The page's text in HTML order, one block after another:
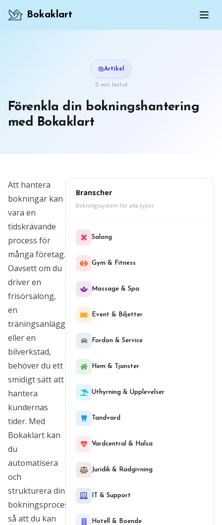
Bokaklart
Artikel
2 min lästid
Förenkla din bokningshantering
med Bokaklart
Att hantera
bokningar kan
vara en
tidskrävande
process för
många företag.
Oavsett om du
driver en
frisörsalong,
en
träningsanläggning
eller en
bilverkstad,
behöver du ett
smidigt sätt att
hantera
kundernas
tider. Med
Bokaklart kan
du
automatisera
och
strukturera din
bokningsprocess,
så att du kan
Branscher
Bokningssystem för alla typer
Salong
Gym & Fitness
Massage & Spa
Event & Biljetter
Fordon & Service
Hem & Tjanster
Uthyrning & Upplevelser
Tandvard
Vardcentral & Halsa
Juridik & Radgivning
IT & Support
Hotell & Boende